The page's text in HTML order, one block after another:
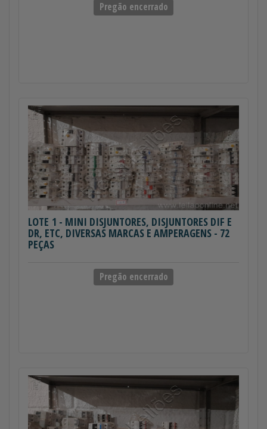
Pregão encerrado
LOTE 1 - MINI DISJUNTORES, DISJUNTORES DIF E
DR, ETC, DIVERSAS MARCAS E AMPERAGENS - 72
PEÇAS
Pregão encerrado